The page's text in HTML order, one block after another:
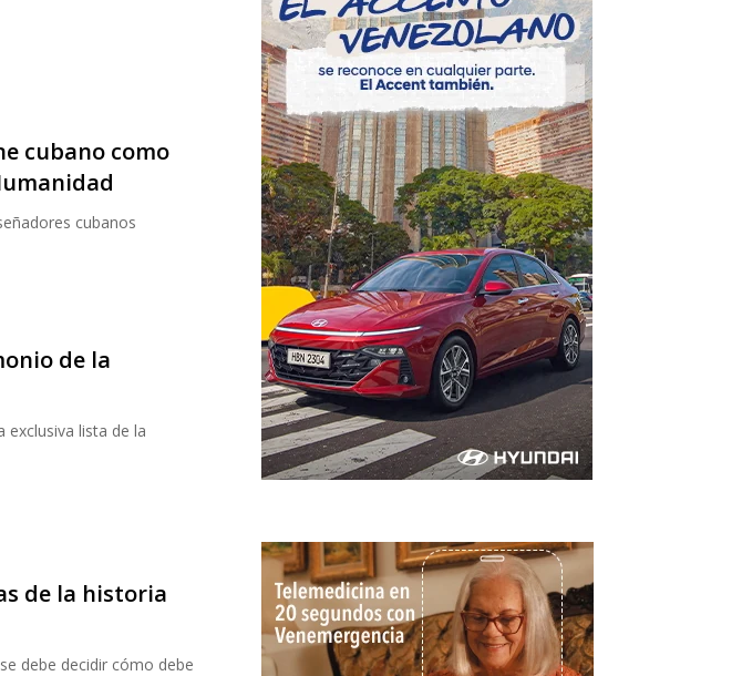
cubano como
cubanos
de la
exclusiva lista de la
de la historia
debe decidir cómo debe